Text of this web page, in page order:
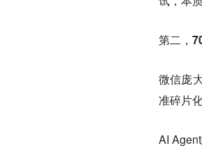
第二，
微信庞
准碎片
AI